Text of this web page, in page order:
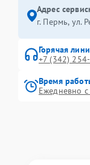
Адрес
г. Пермь, ул.
Горячая
+7 (342)
Время
Ежедневно